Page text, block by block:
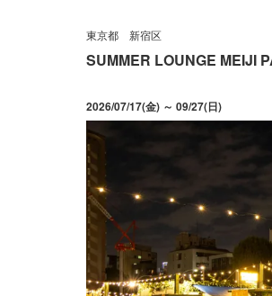
東京都 新宿区
SUMMER LOUNGE MEIJI
2026/07/17(金) ～ 09/27(日)